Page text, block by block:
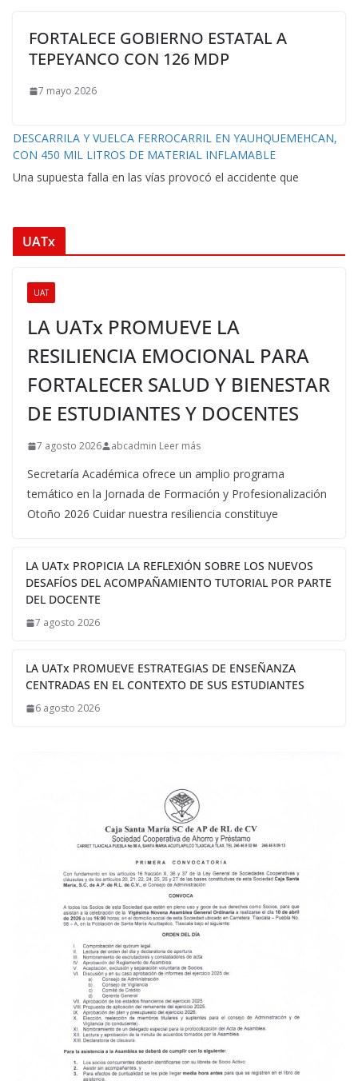
FORTALECE GOBIERNO ESTATAL A
TEPEYANCO CON 126 MDP
7 mayo 2026
DESCARRILA Y VUELCA FERROCARRIL EN YAUHQUEMEHCAN,
CON 450 MIL LITROS DE MATERIAL INFLAMABLE
Una supuesta falla en las vías provocó el accidente que
UATx
UAT
LA UATx PROMUEVE LA
RESILIENCIA EMOCIONAL PARA
FORTALECER SALUD Y BIENESTAR
DE ESTUDIANTES Y DOCENTES
7 agosto 2026 abcadmin Leer más
Secretaría Académica ofrece un amplio programa
temático en la Jornada de Formación y Profesionalización
Otoño 2026 Cuidar nuestra resiliencia constituye
LA UATx PROPICIA LA REFLEXIÓN SOBRE LOS NUEVOS
DESAFÍOS DEL ACOMPAÑAMIENTO TUTORIAL POR PARTE
DEL DOCENTE
7 agosto 2026
LA UATx PROMUEVE ESTRATEGIAS DE ENSEÑANZA
CENTRADAS EN EL CONTEXTO DE SUS ESTUDIANTES
6 agosto 2026